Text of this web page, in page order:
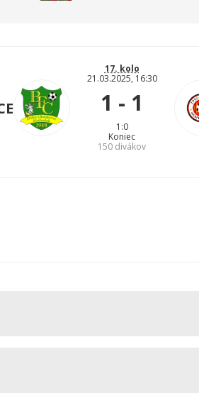
17. kolo
21.03.2025, 16:30
1 - 1
1:0
Koniec
150 divákov